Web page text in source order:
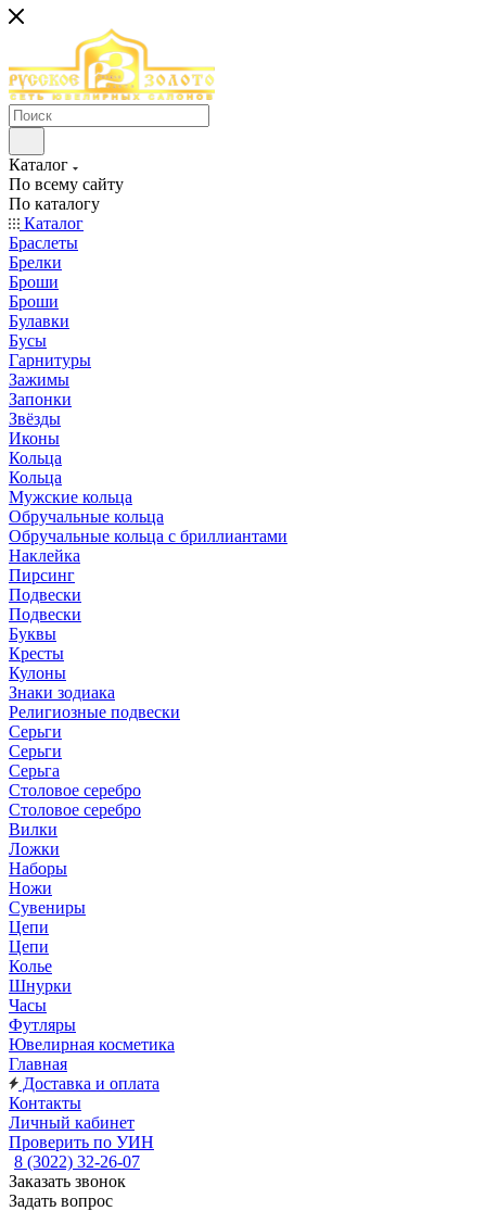
Каталог
По всему сайту
По каталогу
Каталог
Браслеты
Брелки
Броши
Броши
Булавки
Бусы
Гарнитуры
Зажимы
Запонки
Звёзды
Иконы
Кольца
Кольца
Мужские кольца
Обручальные кольца
Обручальные кольца с бриллиантами
Наклейка
Пирсинг
Подвески
Подвески
Буквы
Кресты
Кулоны
Знаки зодиака
Религиозные подвески
Серьги
Серьги
Серьга
Столовое серебро
Столовое серебро
Вилки
Ложки
Наборы
Ножи
Сувениры
Цепи
Цепи
Колье
Шнурки
Часы
Футляры
Ювелирная косметика
Главная
Доставка и оплата
Контакты
Личный кабинет
Проверить по УИН
8 (3022) 32-26-07
Заказать звонок
Задать вопрос